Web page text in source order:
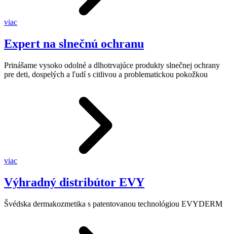
viac
Expert na slnečnú ochranu
Prinášame vysoko odolné a dlhotrvajúce produkty slnečnej ochrany
pre deti, dospelých a ľudí s citlivou a problematickou pokožkou
viac
Výhradný distribútor EVY
Švédska dermakozmetika s patentovanou technológiou EVYDERM